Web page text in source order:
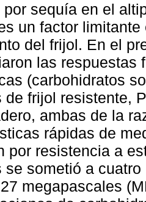
por sequía en el
un factor limitante
del frijol. En el
las respuestas
(carbohidratos
de frijol resistente,
ambas de la
rápidas de
por resistencia a
se sometió a
megapascales